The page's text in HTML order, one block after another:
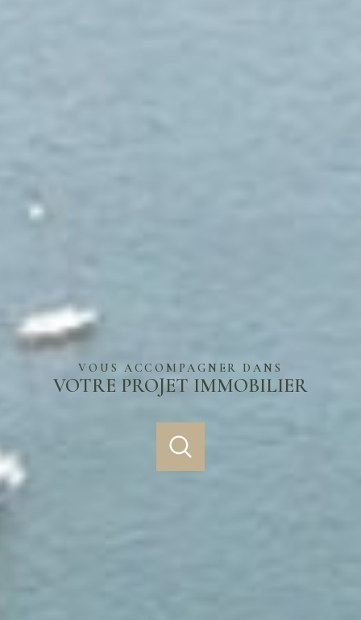
VOUS ACCOMPAGNER DANS
VOTRE PROJET IMMOBILIER